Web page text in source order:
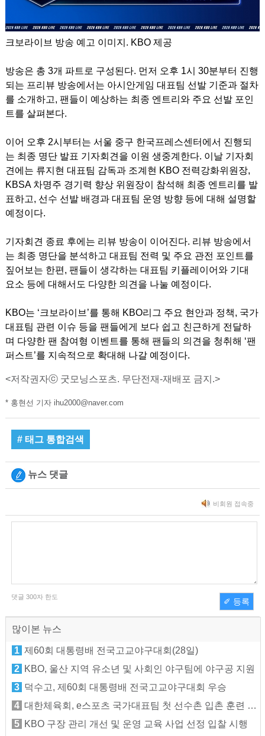
크보라이브 방송 예고 이미지. KBO 제공
방송은 총 3개 파트로 구성된다. 먼저 오후 1시 30분부터 진행
되는 프리뷰 방송에서는 아시안게임 대표팀 선발 기준과 절차
를 소개하고, 팬들이 예상하는 최종 엔트리와 주요 선발 포인
트를 살펴본다.
이어 오후 2시부터는 서울 중구 한국프레스센터에서 진행되
는 최종 명단 발표 기자회견을 이원 생중계한다. 이날 기자회
견에는 류지현 대표팀 감독과 조계현 KBO 전력강화위원장,
KBSA 차명주 경기력 향상 위원장이 참석해 최종 엔트리를 발
표하고, 선수 선발 배경과 대표팀 운영 방향 등에 대해 설명할
예정이다.
기자회견 종료 후에는 리뷰 방송이 이어진다. 리뷰 방송에서
는 최종 명단을 분석하고 대표팀 전력 및 주요 관전 포인트를
짚어보는 한편, 팬들이 생각하는 대표팀 키플레이어와 기대
요소 등에 대해서도 다양한 의견을 나눌 예정이다.
KBO는 ‘크보라이브’를 통해 KBO리그 주요 현안과 정책, 국가
대표팀 관련 이슈 등을 팬들에게 보다 쉽고 친근하게 전달하
며 다양한 팬 참여형 이벤트를 통해 팬들의 의견을 청취해 ‘팬
퍼스트’를 지속적으로 확대해 나갈 예정이다.
<저작권자ⓒ 굿모닝스포츠. 무단전재-재배포 금지.>
* 홍현선 기자 ihu2000@naver.com
# 태그 통합검색
뉴스 댓글
비회원 접속중
댓글 300자 한도 ✐ 등록
많이본 뉴스
1 제60회 대통령배 전국고교야구대회(28일)
2 KBO, 울산 지역 유소년 및 사회인 야구팀에 야구공 지원
3 덕수고, 제60회 대통령배 전국고교야구대회 우승
4 대한체육회, e스포츠 국가대표팀 첫 선수촌 입촌 훈련 지원
5 KBO 구장 관리 개선 및 운영 교육 사업 선정 입찰 시행